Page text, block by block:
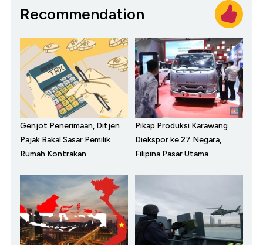
Recommendation
Genjot Penerimaan, Ditjen
Pajak Bakal Sasar Pemilik
Rumah Kontrakan
Pikap Produksi Karawang
Diekspor ke 27 Negara,
Filipina Pasar Utama